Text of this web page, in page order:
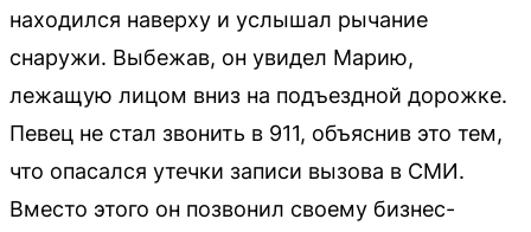
находился наверху и услышал рычание
снаружи. Выбежав, он увидел Марию,
лежащую лицом вниз на подъездной дорожке.
Певец не стал звонить в 911, объяснив это тем,
что опасался утечки записи вызова в СМИ.
Вместо этого он позвонил своему бизнес-